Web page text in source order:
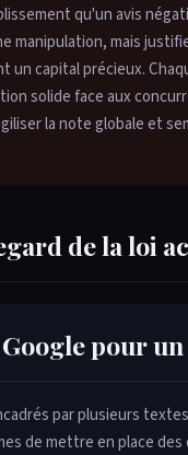
qu'un avis
manipulation, mais
un capital précieux.
solide face aux
la note globale et
de la loi
pour
par plusieurs
de mettre en place